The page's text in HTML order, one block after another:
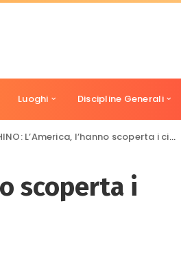
Luoghi Discipline Generali
L’America, l’hanno scoperta i cinesi?
scoperta i